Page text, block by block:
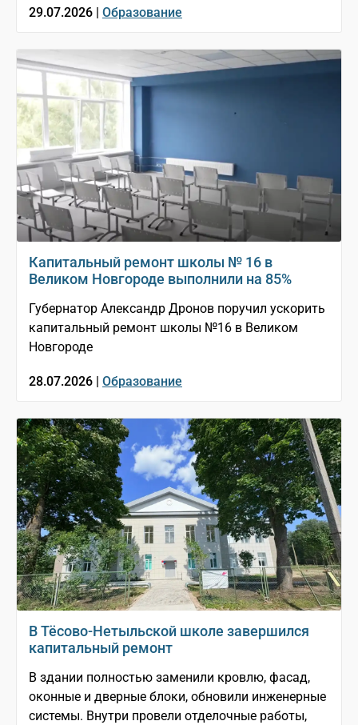
29.07.2026 | Образование
Капитальный ремонт школы № 16 в
Великом Новгороде выполнили на 85%
Губернатор Александр Дронов поручил ускорить
капитальный ремонт школы №16 в Великом
Новгороде
28.07.2026 | Образование
В Тёсово-Нетыльской школе завершился
капитальный ремонт
В здании полностью заменили кровлю, фасад,
оконные и дверные блоки, обновили инженерные
системы. Внутри провели отделочные работы,